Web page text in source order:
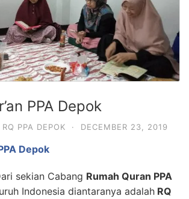
PPA Depok
RQ PPA DEPOK · DECEMBER 23, 2019
Depok
sekian Cabang Rumah Quran PPA
Indonesia diantaranya adalah RQ